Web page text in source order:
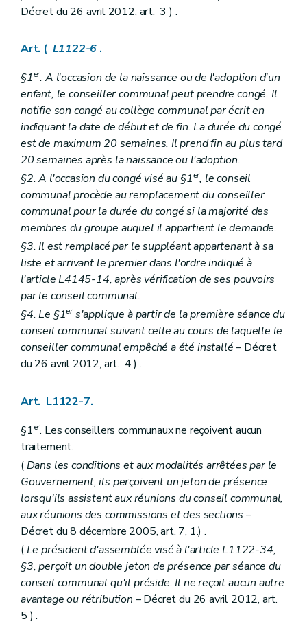
Chapitre II Actions judiciaires
Section 2
Livre III Finances communales
Titre premier Budget et comptes
Chapitre premier
Dispositions générales
Art. L1311-1
Art. L1311-2
Art. L1311-3
Art. L1311-4
Art. L1311-5
Art. L1311-6
Chapitre II Adoption du budget et règlement des comptes
Art. L1312-1
Chapitre III Publicité du budget et des comptes
Art. L1313-1
Chapitre IV Equilibre budgétaire
Art. L1314-1
Art. L1314-2
Chapitre V Règlement général de la comptabilité communale
Art. L1315-1
Titre II
Charges et dépenses
Chapitre unique
Art. L1321-1
Art. L1321-2
Chapitre premier
Art. L1331-2
Chapitre II
Art. L1332-1
Art. L1332-2
Art. L1332-3
Art. L1332-4
Art. L1332-5
Art. L1332-6
Art. L1332-7
Art. L1332-8
Art. L1332-9
Art. L1332-10
Art. L1332-11
Décret du 26 avril 2012, art. 3 ) .
Art. ( L1122-6 .
§1er. A l'occasion de la naissance ou de l'adoption d'un
enfant, le conseiller communal peut prendre congé. Il
notifie son congé au collège communal par écrit en
indiquant la date de début et de fin. La durée du congé
est de maximum 20 semaines. Il prend fin au plus tard
20 semaines après la naissance ou l'adoption.
§2. A l'occasion du congé visé au §1er, le conseil
communal procède au remplacement du conseiller
communal pour la durée du congé si la majorité des
membres du groupe auquel il appartient le demande.
§3. Il est remplacé par le suppléant appartenant à sa
liste et arrivant le premier dans l'ordre indiqué à
l'article L4145-14, après vérification de ses pouvoirs
par le conseil communal.
§4. Le §1ers'applique à partir de la première séance du
conseil communal suivant celle au cours de laquelle le
conseiller communal empêché a été installé– Décret
du 26 avril 2012, art. 4 ) .
Art. L1122-7.
§1er. Les conseillers communaux ne reçoivent aucun
traitement.
(Dans les conditions et aux modalités arrêtées par le
Gouvernement, ils perçoivent un jeton de présence
lorsqu'ils assistent aux réunions du conseil communal,
aux réunions des commissions et des sections –
Décret du 8 décembre 2005, art. 7, 1.) .
(Le président d'assemblée visé à l'article L1122-34,
§3, perçoit un double jeton de présence par séance du
conseil communal qu'il préside. Il ne reçoit aucun autre
avantage ou rétribution – Décret du 26 avril 2012, art.
5 ) .